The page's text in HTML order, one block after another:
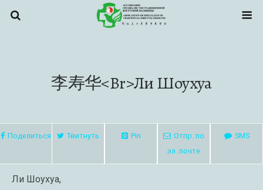
李寿华<br>Ли Шоухуа
Поделиться Твитнуть Pin
Отпр. по
эл. почте
SMS
Ли Шоухуа,